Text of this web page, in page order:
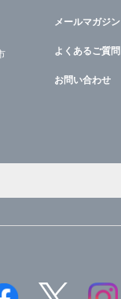
メールマガジン
よくあるご質問
お問い合わせ